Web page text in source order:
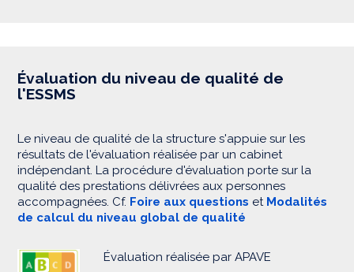
Évaluation du niveau de qualité de
l'ESSMS
Le niveau de qualité de la structure s'appuie sur les
résultats de l'évaluation réalisée par un cabinet
indépendant. La procédure d'évaluation porte sur la
qualité des prestations délivrées aux personnes
accompagnées. Cf. Foire aux questions et Modalités
de calcul du niveau global de qualité
Évaluation réalisée par APAVE